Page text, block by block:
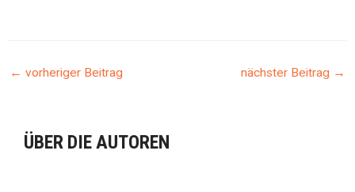
← vorheriger Beitrag nächster Beitrag →
ÜBER DIE AUTOREN